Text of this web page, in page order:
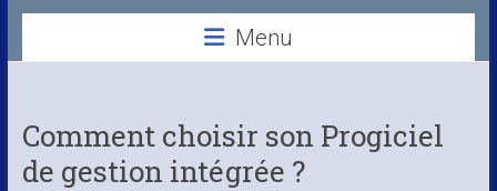
Menu
Comment choisir son Progiciel
de gestion intégrée ?